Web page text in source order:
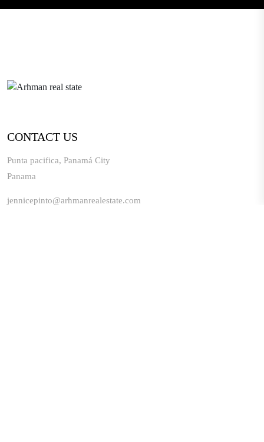
CONTACT US
Punta pacifica, Panamá City
Panama
jennicepinto@arhmanrealestate.com